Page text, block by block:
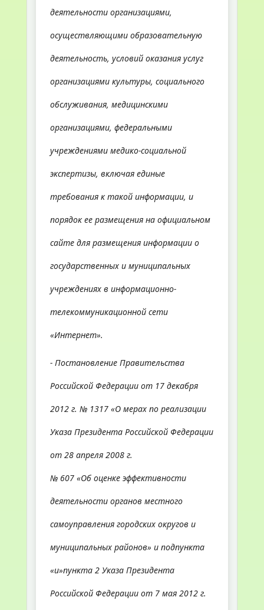
деятельности организациями,
осуществляющими образовательную
деятельность, условий оказания услуг
организациями культуры, социального
обслуживания, медицинскими
организациями, федеральными
учреждениями медико-социальной
экспертизы, включая единые
требования к такой информации, и
порядок ее размещения на официальном
сайте для размещения информации о
государственных и муниципальных
учреждениях в информационно-
телекоммуникационной сети
«Интернет».
- Постановление Правительства
Российской Федерации от 17 декабря
2012 г. № 1317 «О мерах по реализации
Указа Президента Российской Федерации
от 28 апреля 2008 г.
№ 607 «Об оценке эффективности
деятельности органов местного
самоуправления городских округов и
муниципальных районов» и подпункта
«и»пункта 2 Указа Президента
Российской Федерации от 7 мая 2012 г.